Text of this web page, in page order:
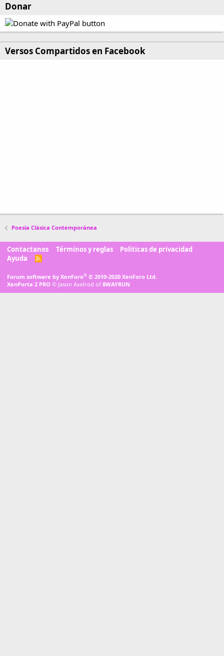
Donar
Versos Compartidos en Facebook
Poesía Clásica Contemporánea
Contactanos Términos y reglas
Politicas de privacidad
Ayuda
R
Forum software by XenForo® © 2010-2020 XenForo Ltd.
XenPorta 2 PRO © Jason Axelrod of 8WAYRUN